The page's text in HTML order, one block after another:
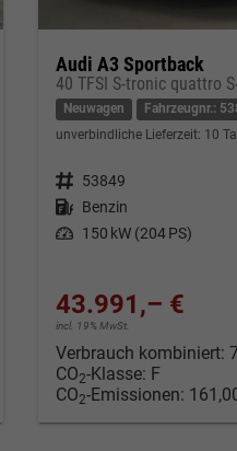
drucken
Audi A3 Sportback
40 TFSI S-tronic quattro
Neuwagen
Fahrzeugnr.:
unverbindliche Lieferzeit: 10
Fahrzeugnr. 53849
Kraftstoff Benzin
Leistung 150 kW (204 PS)
43.991,– €
incl. 19% MwSt.
Verbrauch kombiniert:
CO2-Klasse: F
CO2-Emissionen: